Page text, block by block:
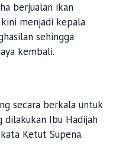
berjualan ikan
menjadi kepala
sehingga
kembali.
secara berkala untuk
dilakukan Ibu Hadijah
Ketut Supena.